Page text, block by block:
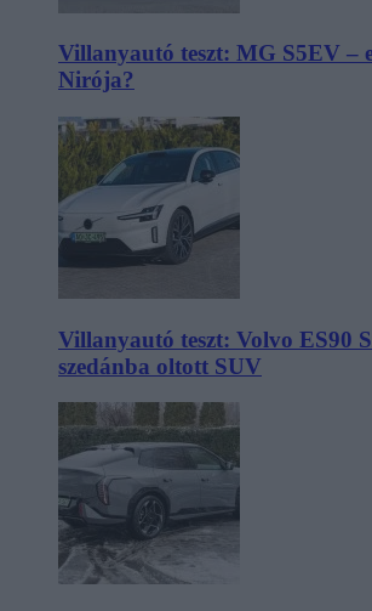
Villanyautó teszt: MG S5EV –
Nirója?
Villanyautó teszt: Volvo ES90
szedánba oltott SUV